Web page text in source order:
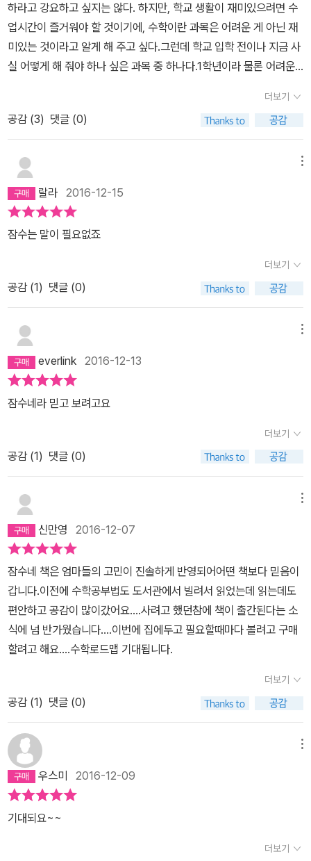
하라고 강요하고 싶지는 않다. 하지만, 학교 생활이 재미있으려면 수
업시간이 즐거워야 할 것이기에, 수학이란 과목은 어려운 게 아닌 재
미있는 것이라고 알게 해 주고 싶다.그런데 학교 입학 전이나 지금 사
실 어떻게 해 줘야 하나 싶은 과목 중 하나다.1학년이라 물론 어려운
수네 수학공부법을 읽었다. 읽었음에도 불구하고, 학교 갔으니 문제
집 하나라도 더 풀게 해야 하는 게 아닐까 생각이 들기도 하고, 이번엔
수학 공부에 대한 유아수학부터 초등 중등수학까지 통합로드맵으로
노하우가 담긴 책을 봤다.초등 1~2학년은 교과서 수학과 연산만 확실
하며 멀리 굴리는 경험을 하라고.초등 3~4학년도 책 읽기와 영어에
비중을 더 둘 때라고 하고,심화문제는 초등 5~6학년부터 서서히 다
뤄보라고 말한다.초등 1,2학년은 심화문제까지 안풀어도 되고, 수학
을 힘들어하면 교과서 중심으로, 수학을 잘하면 한글책과 영어에 더
힘쓰고, 초등 3, 4학년은 수학을 잘하고 좋아한다면 능력껏 심화학습
는 제일 어려운 단계 기준2. 한 번에 푸는 문제집은 최소로3. 과도한
분량은 독4. 비슷한 문제집으로 뺑뺑이는 그만5. 유형별로 풀지 말
것.6. 오답 확인은 필요하나 과하지 않게초등수학 로드맵 진행 시 주
의점 3가지1. 욱하지 말기2. 수학 공부 계획, 엄마 마음대로 짜지 말
은 내가 할 수 있을지 싶다.지금부터라도 그러지 않도록 노력?내 마
음을 다스릴 줄 알도록 해야겠다.초등수학 문제집 출판사별, 난이별
로 소개 되어 있고요,학년별 과정별 초등수학 로드맵이 있습니다.3부
에서 영역별로 수학의 핵심 안내가 있습니다.4부 유아수학과 중등수
학 내용은 생략합니다.
더보기
공감 (3) 댓글 (0)
랄라 2016-12-15
잠수는 말이 필요없죠
더보기
공감 (1) 댓글 (0)
everlink 2016-12-13
잠수네라 믿고 보려고요
더보기
공감 (1) 댓글 (0)
신만영 2016-12-07
잠수네 책은 엄마들의 고민이 진솔하게 반영되어어떤 책보다 믿음이
갑니다.이전에 수학공부법도 도서관에서 빌려서 읽었는데 읽는데도
편안하고 공감이 많이갔어요....사려고 했던참에 책이 출간된다는 소
식에 넘 반가웠습니다....이번에 집에두고 필요할때마다 볼려고 구매
할려고 해요....수학로드맵 기대됩니다.
더보기
공감 (1) 댓글 (0)
우스미 2016-12-09
기대되요~~
더보기